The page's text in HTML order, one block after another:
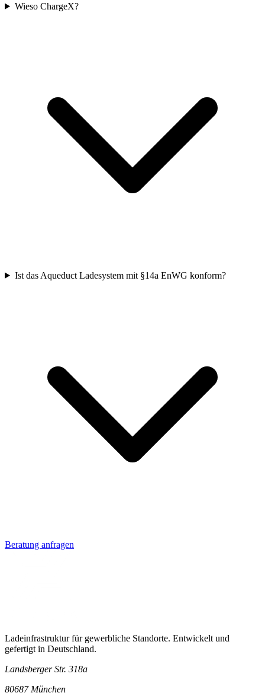
Wieso ChargeX?
Ist das Aqueduct Ladesystem mit §14a EnWG konform?
Beratung anfragen
Ladeinfrastruktur für gewerbliche Standorte. Entwickelt und
gefertigt in Deutschland.
Landsberger Str. 318a
80687 München